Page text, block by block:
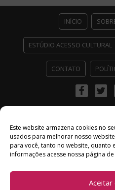
Este website armazena cookies no
usados ​​para melhorar nosso
para você, tanto no website, quanto
informações acesse nossa página de
Aceitar
INÍCIO
ESTÚDIO ACESSO CULTURAL
CONTATO
Facebook
©